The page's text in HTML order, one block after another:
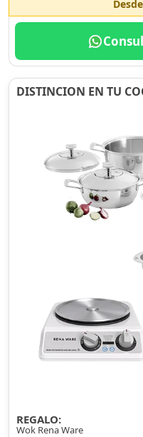
Desde
DISTINCION EN TU
REGALO:
Wok Rena Ware